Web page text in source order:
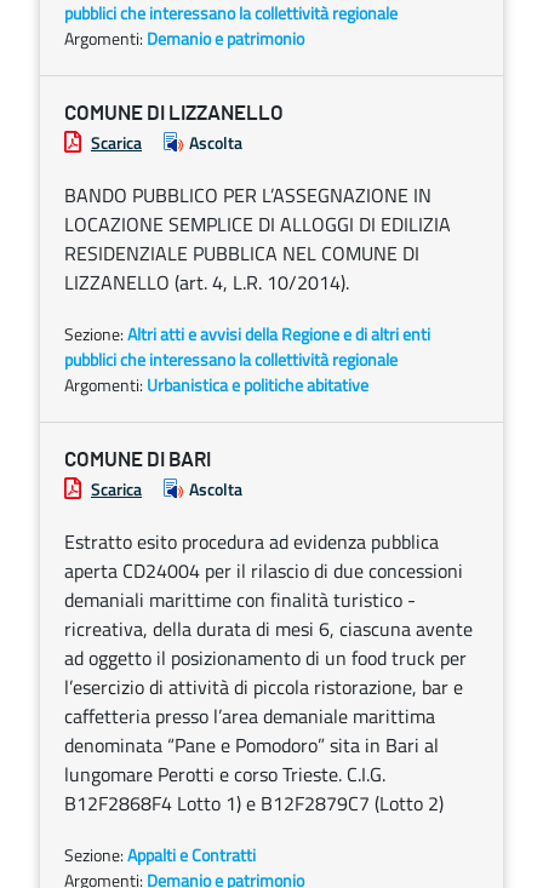
pubblici che interessano la collettività regionale
Argomenti: Demanio e patrimonio
COMUNE DI LIZZANELLO
Scarica Ascolta
BANDO PUBBLICO PER L’ASSEGNAZIONE IN
LOCAZIONE SEMPLICE DI ALLOGGI DI EDILIZIA
RESIDENZIALE PUBBLICA NEL COMUNE DI
LIZZANELLO (art. 4, L.R. 10/2014).
Sezione:Altri atti e avvisi della Regione e di altri enti
pubblici che interessano la collettività regionale
Argomenti: Urbanistica e politiche abitative
COMUNE DI BARI
Scarica Ascolta
Estratto esito procedura ad evidenza pubblica
aperta CD24004 per il rilascio di due concessioni
demaniali marittime con finalità turistico -
ricreativa, della durata di mesi 6, ciascuna avente
ad oggetto il posizionamento di un food truck per
l’esercizio di attività di piccola ristorazione, bar e
caffetteria presso l’area demaniale marittima
denominata “Pane e Pomodoro” sita in Bari al
lungomare Perotti e corso Trieste. C.I.G.
B12F2868F4 Lotto 1) e B12F2879C7 (Lotto 2)
Sezione:Appalti e Contratti
Argomenti: Demanio e patrimonio